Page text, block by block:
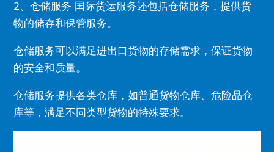
2、仓储服务 国际货运服务还包括仓储服务，提供货
物的储存和保管服务。
仓储服务可以满足进出口货物的存储需求，保证货物
的安全和质量。
仓储服务提供各类仓库，如普通货物仓库、危险品仓
库等，满足不同类型货物的特殊要求。